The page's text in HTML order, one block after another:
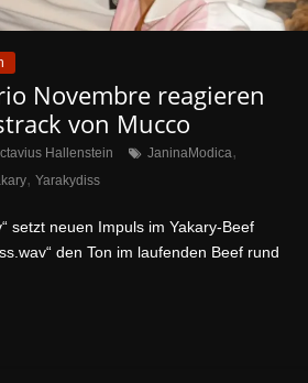
Novembre reagieren
von Mucco
Hallenstein JaninaModica,
, Yarakydiss
setzt neuen Impuls im Yakary-Beef
den Ton im laufenden Beef rund